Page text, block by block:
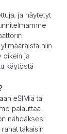
ja näytetyt
niin
oikein ja
käytöstä
eSIMiä tai
palauttaa
nähdäksesi
takaisin